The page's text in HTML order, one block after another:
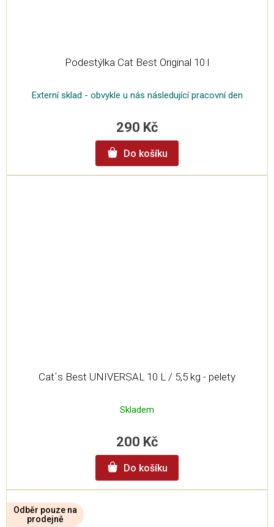
Podestýlka Cat Best Original 10 l
Externí sklad - obvykle u nás následující pracovní den
290 Kč
Do košíku
Cat´s Best UNIVERSAL 10 L / 5,5 kg - pelety
Skladem
200 Kč
Do košíku
Odběr pouze na
prodejně